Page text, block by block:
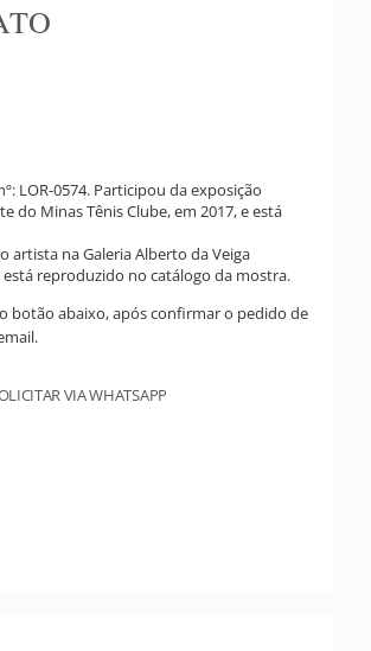
LOR-0574. Participou da exposição
do Minas Tênis Clube, em 2017, e está
artista na Galeria Alberto da Veiga
está reproduzido no catálogo da mostra.
botão abaixo, após confirmar o pedido de
VIA WHATSAPP